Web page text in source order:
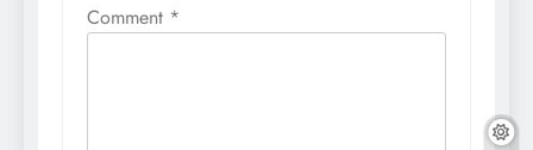
Comment *